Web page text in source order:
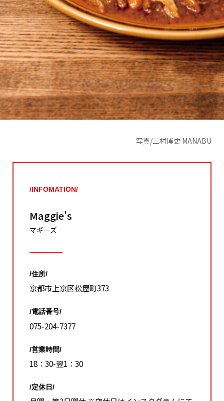
写真/三村博史 MANABU
/INFOMATION/
Maggie's
マギーズ
/住所/
京都市上京区松屋町373
/電話番号/
075-204-7377
/営業時間/
18：30-翌1：30
/定休日/